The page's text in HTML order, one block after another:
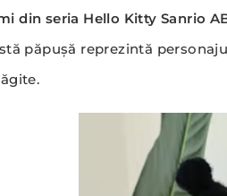
din seria Hello Kitty Sanrio
păpușă reprezintă